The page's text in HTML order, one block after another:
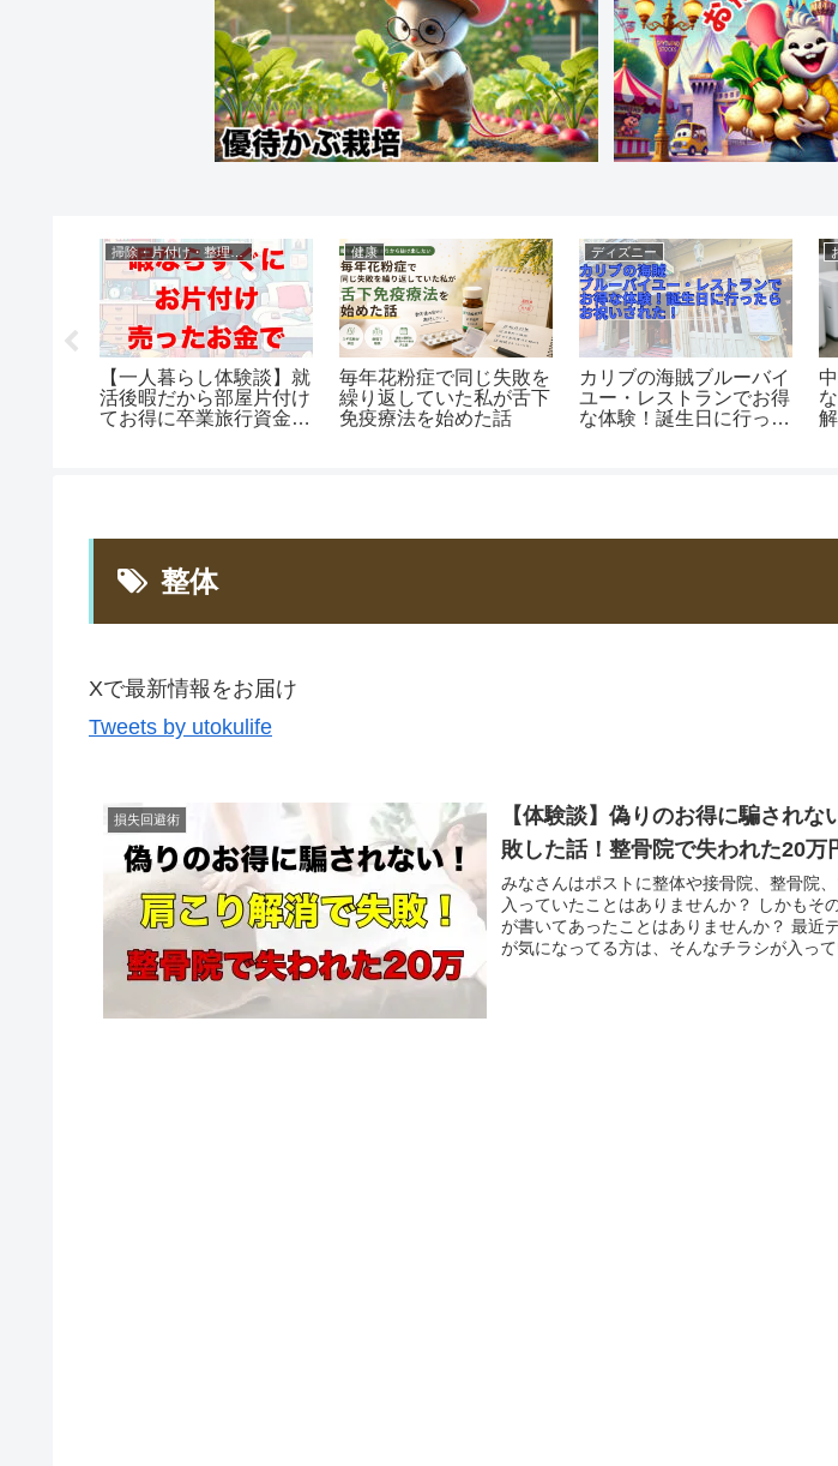
毎年花粉症で同じ失敗を
繰り返していた私が舌下
免疫療法を始めた話
ディズニー
カリブの海賊ブルーバイ
ユー・レストランでお得
な体験！誕生日に行った
お得な支払い
中古はNG？洗濯機買う
なら“アウトレット”が正
解！型落ち新品を激安で
お得に使う
くらしの
去後のハ
グ依頼！
整体
Xで最新情報をお届け
Tweets by utokulife
損失回避術
【体験談】偽りのお得に騙されな
敗した話！整骨院で失われた20万
みなさんはポストに整体や接骨院、整骨院
入っていたことはありませんか？ しかもそ
が書いてあったことはありませんか？ 最近
が気になってる方は、そんなチラシが入って